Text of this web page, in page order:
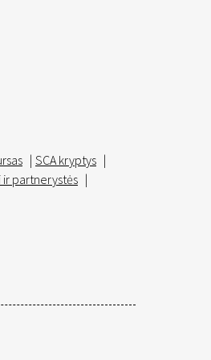
| SCA kryptys |
ir partnerystės |